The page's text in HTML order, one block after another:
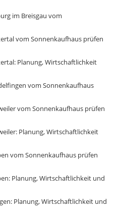
im Breisgau vom
vom Sonnenkaufhaus prüfen
Planung, Wirtschaftlichkeit
vom Sonnenkaufhaus
vom Sonnenkaufhaus prüfen
Planung, Wirtschaftlichkeit
vom Sonnenkaufhaus prüfen
Planung, Wirtschaftlichkeit und
Planung, Wirtschaftlichkeit und